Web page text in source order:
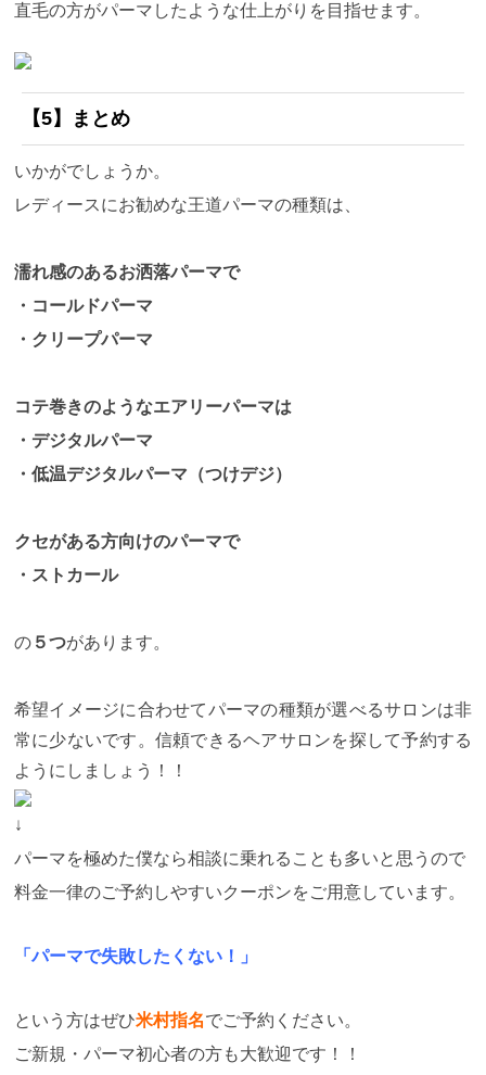
直毛の方がパーマしたような仕上がりを目指せます。
【5】 まとめ
いかがでしょうか。
レディースにお勧めな王道パーマの種類は、
濡れ感のあるお洒落パーマで
・コールドパーマ
・クリープパーマ
コテ巻きのようなエアリーパーマは
・デジタルパーマ
・低温デジタルパーマ（つけデジ）
クセがある方向けのパーマで
・ストカール
の ５つがあります。
希望イメージに合わせてパーマの種類が選べるサロンは非
常に少ないです。信頼できるヘアサロンを探して予約する
ようにしましょう！！
↓
パーマを極めた僕なら相談に乗れることも多いと思うので
料金一律のご予約しやすいクーポンをご用意しています。
「パーマで失敗したくない！」
という方はぜひ米村指名でご予約ください。
ご新規・パーマ初心者の方も大歓迎です！！